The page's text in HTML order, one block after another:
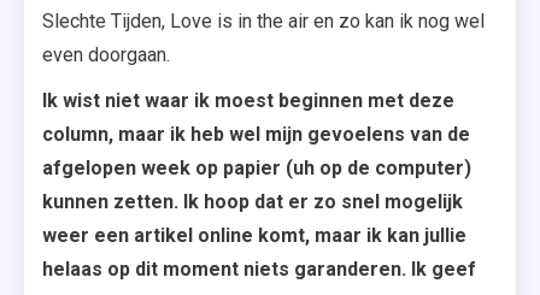
Slechte Tijden, Love is in the air en zo kan ik nog wel
even doorgaan.
Ik wist niet waar ik moest beginnen met deze
column, maar ik heb wel mijn gevoelens van de
afgelopen week op papier (uh op de computer)
kunnen zetten. Ik hoop dat er zo snel mogelijk
weer een artikel online komt, maar ik kan jullie
helaas op dit moment niets garanderen. Ik geef